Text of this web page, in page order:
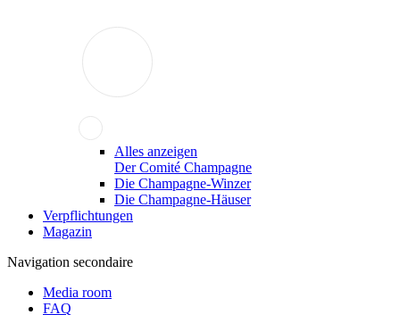
Alles anzeigen
Der Comité Champagne
Die Champagne-Winzer
Die Champagne-Häuser
Verpflichtungen
Magazin
Navigation secondaire
Media room
FAQ